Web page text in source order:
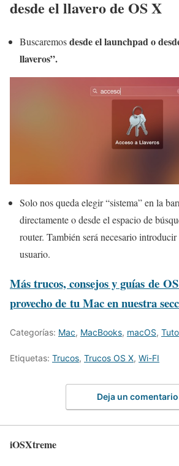
desde el llavero de OS X
Buscaremosdesde el launchpad o
llaveros”.
Solo nos queda elegir “sistema” en la
directamente o desde el espacio de
router. También será necesario
usuario.
Más trucos, consejos y guías de
provecho de tu Mac en nuestra
Categorías: Mac, MacBooks, macOS,
Etiquetas: Trucos, Trucos OS X, Wi-FI
Deja un comentario
iOSXtreme